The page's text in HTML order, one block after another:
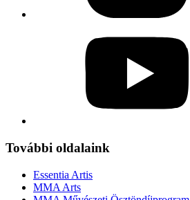
További oldalaink
Essentia Artis
MMA Arts